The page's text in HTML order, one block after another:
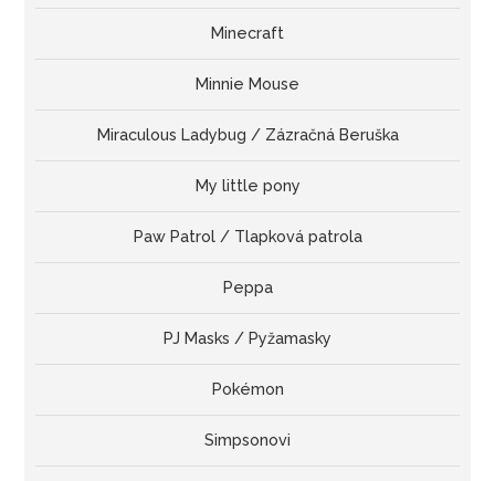
Minecraft
Minnie Mouse
Miraculous Ladybug / Zázračná Beruška
My little pony
Paw Patrol / Tlapková patrola
Peppa
PJ Masks / Pyžamasky
Pokémon
Simpsonovi